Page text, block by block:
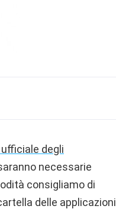
degli
necessarie
consigliamo di
delle applicazioni